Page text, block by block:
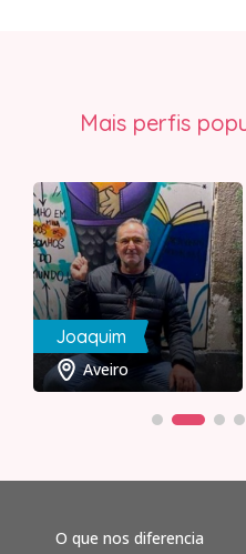
Mais perfis
Joaquim
Aveiro
O que nos diferencia